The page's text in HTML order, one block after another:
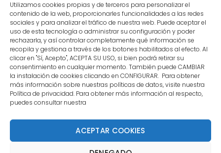
Utilizamos cookies propias y de terceros para personalizar el
contenido de la web, proporcionarles funcionalidades a las redes
sociales y para analizar el tráfico de nuestra web. Puede aceptar el
uso de esta tecnología o administrar su configuración y poder
rechazarla, y así controlar completamente qué información se
recopila y gestiona a través de los botones habilitados al efecto. Al
clicar en "Sí, Acepto", ACEPTA SU USO, si bien podrá retirar su
consentimiento en cualquier momento. También puede CAMBIAR
la instalación de cookies clicando en CONFIGURAR. Para obtener
más información sobre nuestras políticas de datos, visite nuestra
Política de privacidad. Para obtener más información al respecto,
puedes consultar nuestra
ACEPTAR COOKIES
CONTACTO
MENÚ PRINCIPAL
MI CUENTA
DOCUMENTACIÓN